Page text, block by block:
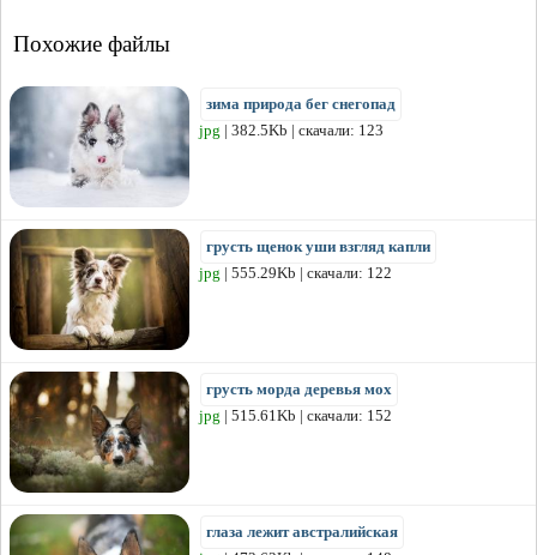
Похожие файлы
зима природа бег снегопад
jpg | 382.5Kb | скачали: 123
грусть щенок уши взгляд капли
jpg | 555.29Kb | скачали: 122
грусть морда деревья мох
jpg | 515.61Kb | скачали: 152
глаза лежит австралийская